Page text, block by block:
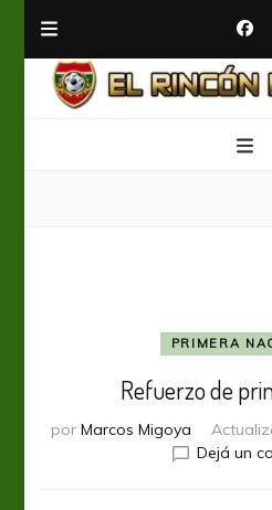
PRIMERA
Refuerzo de
por Marcos Migoya
Dejá un